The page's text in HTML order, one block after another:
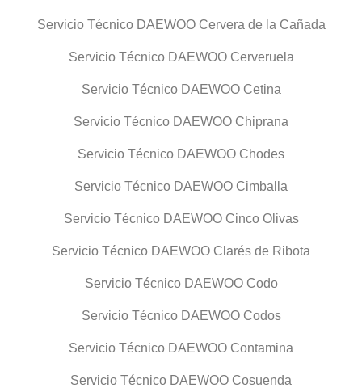
Servicio Técnico DAEWOO Cervera de la Cañada
Servicio Técnico DAEWOO Cerveruela
Servicio Técnico DAEWOO Cetina
Servicio Técnico DAEWOO Chiprana
Servicio Técnico DAEWOO Chodes
Servicio Técnico DAEWOO Cimballa
Servicio Técnico DAEWOO Cinco Olivas
Servicio Técnico DAEWOO Clarés de Ribota
Servicio Técnico DAEWOO Codo
Servicio Técnico DAEWOO Codos
Servicio Técnico DAEWOO Contamina
Servicio Técnico DAEWOO Cosuenda